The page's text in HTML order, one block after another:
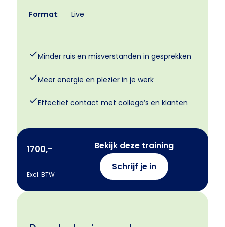
Format: Live
Minder ruis en misverstanden in gesprekken
Meer energie en plezier in je werk
Effectief contact met collega’s en klanten
1700,-
Excl. BTW
Bekijk deze training
Schrijf je in